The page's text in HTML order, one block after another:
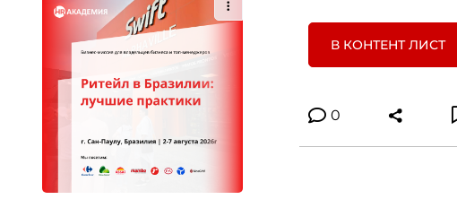
В КОНТЕНТ ЛИСТ
0